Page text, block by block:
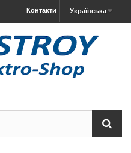
Українська
Контакти